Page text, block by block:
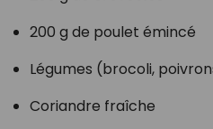
200 g de poulet émincé
Légumes (brocoli,
Coriandre fraîche